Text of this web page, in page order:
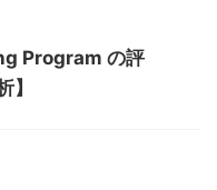
Program の評
】